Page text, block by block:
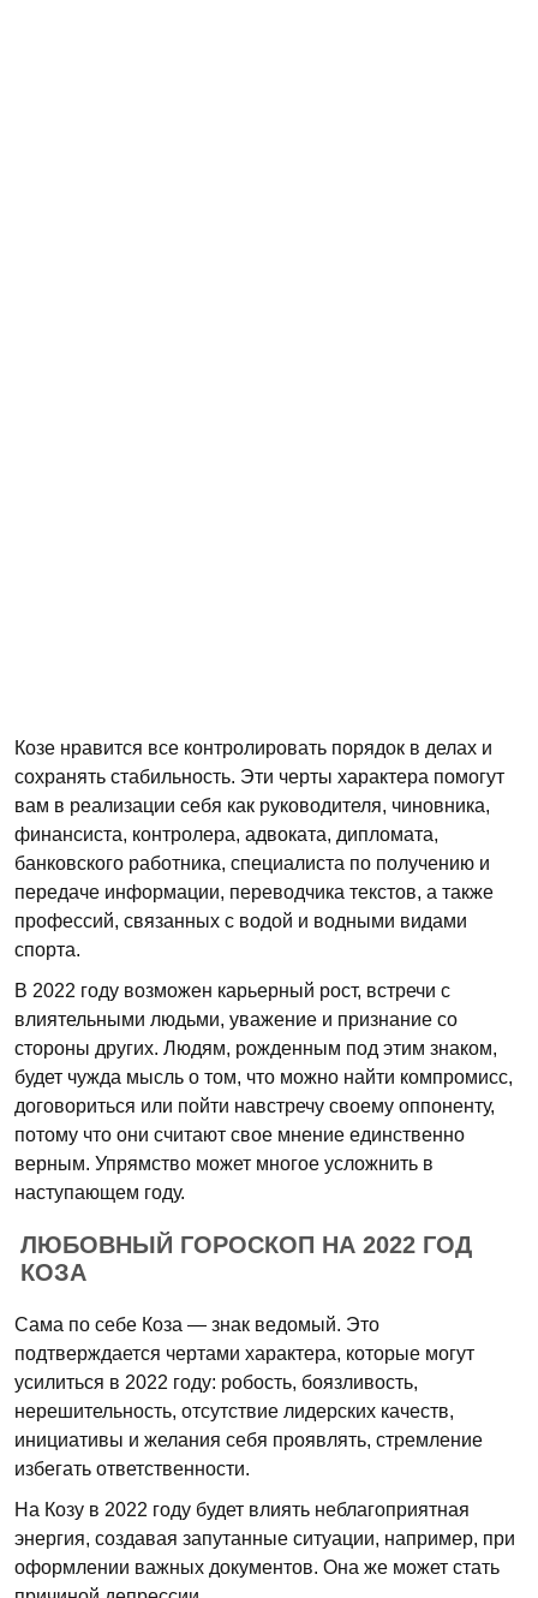
Козе нравится все контролировать порядок в делах и
сохранять стабильность. Эти черты характера помогут
вам в реализации себя как руководителя, чиновника,
финансиста, контролера, адвоката, дипломата,
банковского работника, специалиста по получению и
передаче информации, переводчика текстов, а также
профессий, связанных с водой и водными видами
спорта.
В 2022 году возможен карьерный рост, встречи с
влиятельными людьми, уважение и признание со
стороны других. Людям, рожденным под этим знаком,
будет чужда мысль о том, что можно найти компромисс,
договориться или пойти навстречу своему оппоненту,
потому что они считают свое мнение единственно
верным. Упрямство может многое усложнить в
наступающем году.
ЛЮБОВНЫЙ ГОРОСКОП НА 2022 ГОД
КОЗА
Сама по себе Коза — знак ведомый. Это
подтверждается чертами характера, которые могут
усилиться в 2022 году: робость, боязливость,
нерешительность, отсутствие лидерских качеств,
инициативы и желания себя проявлять, стремление
избегать ответственности.
На Козу в 2022 году будет влиять неблагоприятная
энергия, создавая запутанные ситуации, например, при
оформлении важных документов. Она же может стать